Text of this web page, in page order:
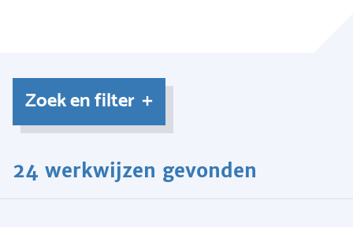
Zoek en filter
24 werkwijzen gevonden